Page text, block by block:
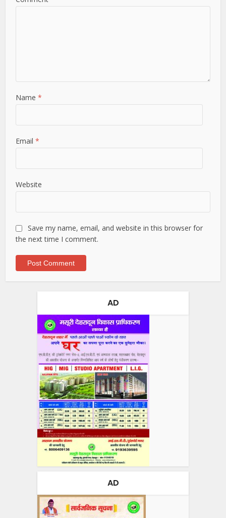
Name*
Email*
Website
Save my name, email, and website in this browser for
the next time I comment.
AD
AD